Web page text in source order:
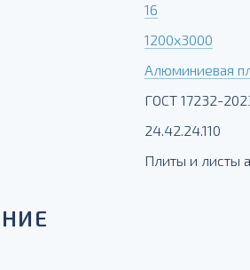
16
1200х3000
Алюминиевая
ГОСТ 17232-
24.42.24.110
Плиты и листы